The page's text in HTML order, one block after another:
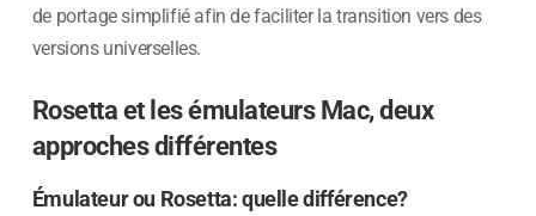
de portage simplifié afin de faciliter la transition vers des
versions universelles.
Rosetta et les émulateurs Mac, deux
approches différentes
Émulateur ou Rosetta: quelle différence?